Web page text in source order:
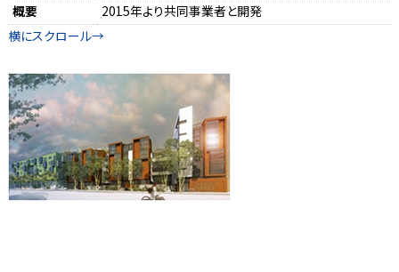
概要
2015年より共同事業者と開発